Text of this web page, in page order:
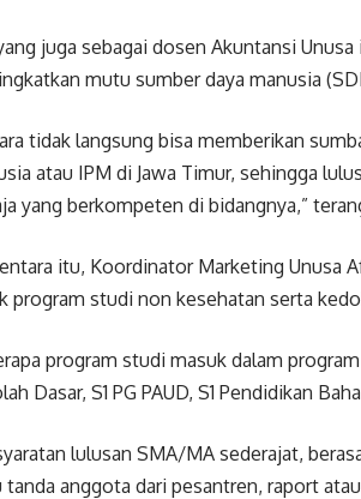
juga sebagai dosen Akuntansi
mutu sumber daya manusia
tidak langsung bisa memberikan
atau IPM di Jawa Timur, sehingga
yang berkompeten di bidangnya,”
itu, Koordinator Marketing Unusa
program studi non kesehatan serta
program studi masuk dalam program
Dasar, S1 PG PAUD, S1 Pendidikan
lulusan SMA/MA sederajat,
tanda anggota dari pesantren, raport